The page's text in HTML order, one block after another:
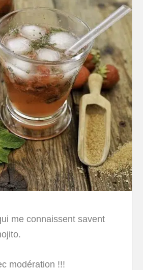
me connaissent savent
modération !!!